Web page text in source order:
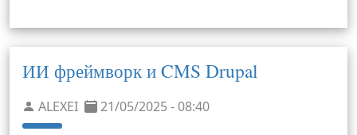
ИИ фреймворк и CMS Drupal
ALEXEI 21/05/2025 - 08:40